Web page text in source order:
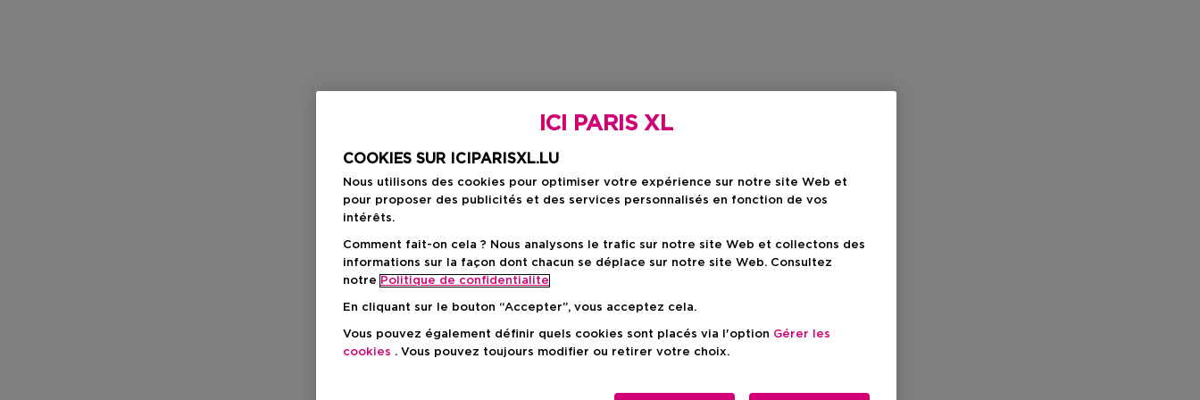
ICI PARIS XL
COOKIES SUR ICIPARISXL.LU
Nous utilisons des cookies pour optimiser votre expérience sur notre site Web et
pour proposer des publicités et des services personnalisés en fonction de vos
intérêts.
Comment fait-on cela ? Nous analysons le trafic sur notre site Web et collectons des
informations sur la façon dont chacun se déplace sur notre site Web. Consultez
notre Politique de confidentialite
En cliquant sur le bouton “Accepter”, vous acceptez cela.
Vous pouvez également définir quels cookies sont placés via l'option Gérer les
cookies . Vous pouvez toujours modifier ou retirer votre choix.